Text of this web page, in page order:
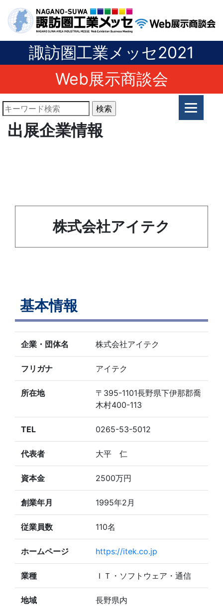
諏訪圏工業メッセ2021
Web展示商談会
出展企業情報
株式会社アイテク
基本情報
企業・団体名 株式会社アイテク
フリガナ アイテク
所在地
〒395-1101長野県下伊那郡喬
木村400-113
TEL 0265-53-5012
代表者 大平 仁
資本金 2500万円
創業年月 1995年2月
従業員数 110名
ホームページ https://itek.co.jp
業種 ＩＴ・ソフトウェア・通信
地域 長野県内